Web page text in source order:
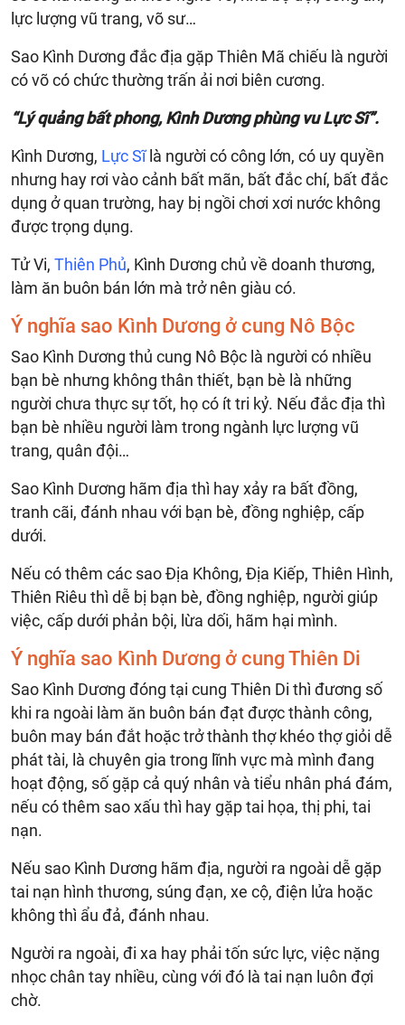
lực lượng vũ trang, võ sư…
Sao Kình Dương đắc địa gặp Thiên Mã chiếu là người
có võ có chức thường trấn ải nơi biên cương.
“Lý quảng bất phong, Kình Dương phùng vu Lực Sĩ”.
Kình Dương, Lực Sĩlà người có công lớn, có uy quyền
nhưng hay rơi vào cảnh bất mãn, bất đắc chí, bất đắc
dụng ở quan trường, hay bị ngồi chơi xơi nước không
được trọng dụng.
Tử Vi, Thiên Phủ, Kình Dương chủ về doanh thương,
làm ăn buôn bán lớn mà trở nên giàu có.
Ý nghĩa sao Kình Dương ở cung Nô Bộc
Sao Kình Dương thủ cung Nô Bộc là người có nhiều
bạn bè nhưng không thân thiết, bạn bè là những
người chưa thực sự tốt, họ có ít tri kỷ. Nếu đắc địa thì
bạn bè nhiều người làm trong ngành lực lượng vũ
trang, quân đội…
Sao Kình Dương hãm địa thì hay xảy ra bất đồng,
tranh cãi, đánh nhau với bạn bè, đồng nghiệp, cấp
dưới.
Nếu có thêm các sao Địa Không, Địa Kiếp, Thiên Hình,
Thiên Riêu thì dễ bị bạn bè, đồng nghiệp, người giúp
việc, cấp dưới phản bội, lừa dối, hãm hại mình.
Ý nghĩa sao Kình Dương ở cung Thiên Di
Sao Kình Dương đóng tại cung Thiên Di thì đương số
khi ra ngoài làm ăn buôn bán đạt được thành công,
buôn may bán đắt hoặc trở thành thợ khéo thợ giỏi dễ
phát tài, là chuyên gia trong lĩnh vực mà mình đang
hoạt động, số gặp cả quý nhân và tiểu nhân phá đám,
nếu có thêm sao xấu thì hay gặp tai họa, thị phi, tai
nạn.
Nếu sao Kình Dương hãm địa, người ra ngoài dễ gặp
tai nạn hình thương, súng đạn, xe cộ, điện lửa hoặc
không thì ẩu đả, đánh nhau.
Người ra ngoài, đi xa hay phải tốn sức lực, việc nặng
nhọc chân tay nhiều, cùng với đó là tai nạn luôn đợi
chờ.